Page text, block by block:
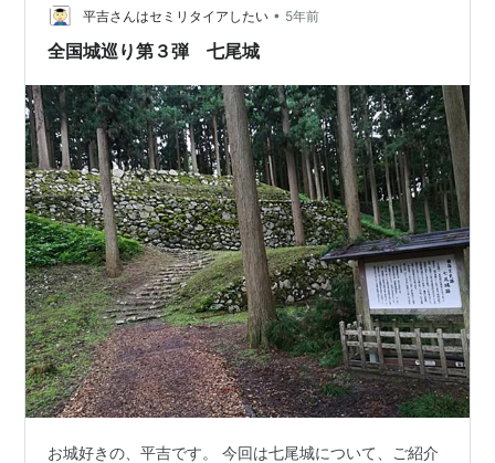
ぎさドライブウェイは、一般の自動車や観光…
平吉さんはセミリタイアしたい • 5年前
全国城巡り第３弾 七尾城
お城好きの、平吉です。 今回は七尾城について、ご紹介